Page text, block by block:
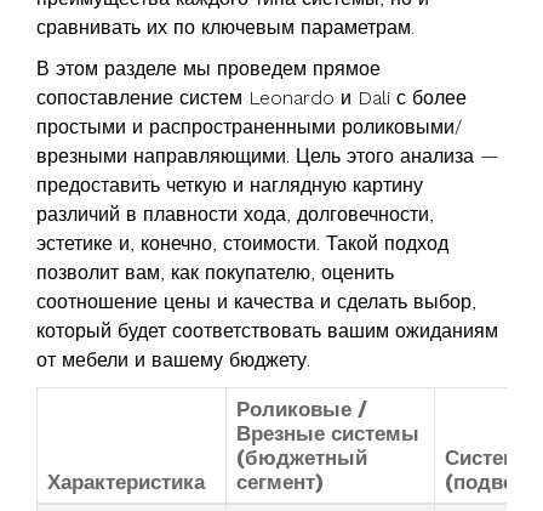
сравнивать их по ключевым параметрам.
В этом разделе мы проведем прямое
сопоставление систем Leonardo и Dali с более
простыми и распространенными роликовыми/
врезными направляющими. Цель этого анализа —
предоставить четкую и наглядную картину
различий в плавности хода, долговечности,
эстетике и, конечно, стоимости. Такой подход
позволит вам, как покупателю, оценить
соотношение цены и качества и сделать выбор,
который будет соответствовать вашим ожиданиям
от мебели и вашему бюджету.
Характеристика
Роликовые /
Врезные системы
(бюджетный
сегмент)
Система